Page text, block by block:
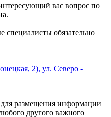
вас вопрос по
обязательно
2), ул. Северо -
размещения информации
другого важного